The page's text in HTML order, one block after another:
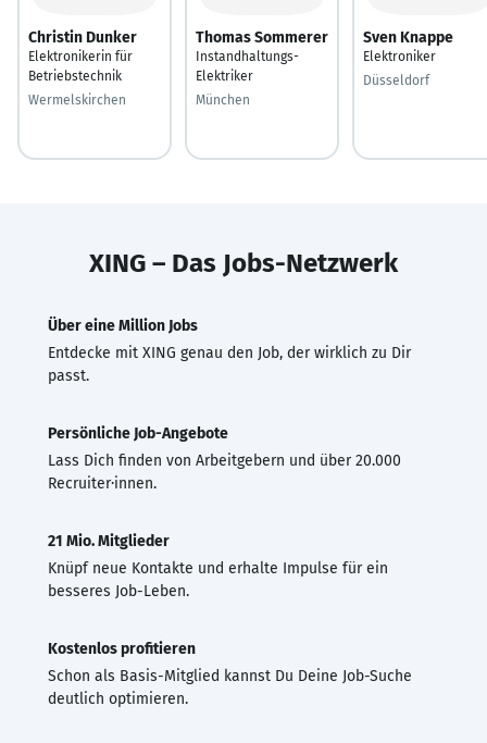
Christin Dunker
Elektronikerin für
Betriebstechnik
Wermelskirchen
Thomas Sommerer
Instandhaltungs-
Elektriker
München
Sven Knappe
Elektroniker
Düsseldorf
XING – Das Jobs-Netzwerk
Über eine Million Jobs
Entdecke mit XING genau den Job, der wirklich zu Dir
passt.
Persönliche Job-Angebote
Lass Dich finden von Arbeitgebern und über 20.000
Recruiter·innen.
21 Mio. Mitglieder
Knüpf neue Kontakte und erhalte Impulse für ein
besseres Job-Leben.
Kostenlos profitieren
Schon als Basis-Mitglied kannst Du Deine Job-Suche
deutlich optimieren.